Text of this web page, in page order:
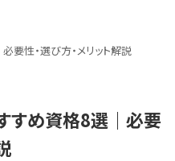
要性・選び方・メリット解説
すめ資格8選｜必要